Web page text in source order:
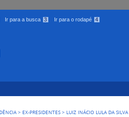
Ir para a busca 3 Ir para o rodapé 4
> EX-PRESIDENTES > LUIZ INÁCIO LULA DA SILVA